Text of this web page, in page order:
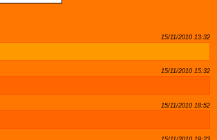
15/11/2010 13:32
15/11/2010 15:32
15/11/2010 18:52